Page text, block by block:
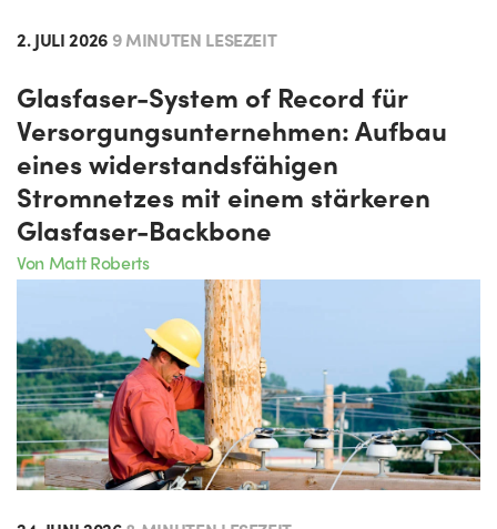
2. JULI 2026 9 MINUTEN LESEZEIT
Glasfaser-System of Record für
Versorgungsunternehmen: Aufbau
eines widerstandsfähigen
Stromnetzes mit einem stärkeren
Glasfaser-Backbone
Von Matt Roberts